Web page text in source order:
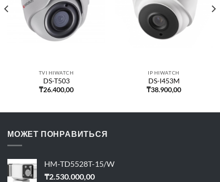
TVI HIWATCH
DS-T503
₸26.400,00
IP HIWATCH
DS-I453M
₸38.900,00
МОЖЕТ ПОНРАВИТЬСЯ
HM-TD5528T-15/W
₸2.530.000,00